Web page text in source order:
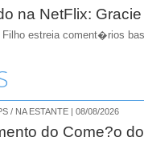
na NetFlix:
Filho estreia coment�rios
/ NA ESTANTE | 08/08/2026
do Come?o